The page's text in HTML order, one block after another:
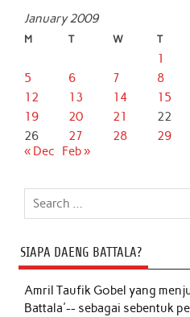
January 2009
M T W T
1
5
6 7 8
12
13 14 15
19
20 21 22
26
27 28 29
« Dec
Feb »
SIAPA DAENG BATTALA?
Amril Taufik Gobelyang
Battala'-- sebagai sebentuk